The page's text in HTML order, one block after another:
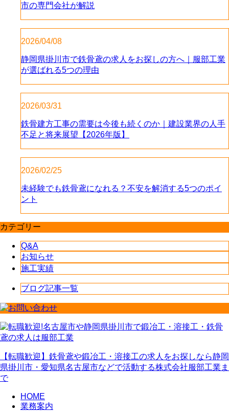
市の専門会社が解説
2026/04/08
静岡県掛川市で鉄骨鳶の求人をお探しの方へ｜服部工業
が選ばれる5つの理由
2026/03/31
鉄骨建方工事の需要は今後も続くのか｜建設業界の人手
不足と将来展望【2026年版】
2026/02/25
未経験でも鉄骨鳶になれる？不安を解消する5つのポイ
ント
カテゴリー
Q&A
お知らせ
施工実績
ブログ記事一覧
【転職歓迎】鉄骨鳶や鍛冶工・溶接工の求人をお探しなら静岡
県掛川市・愛知県名古屋市などで活動する株式会社服部工業ま
で
HOME
業務案内